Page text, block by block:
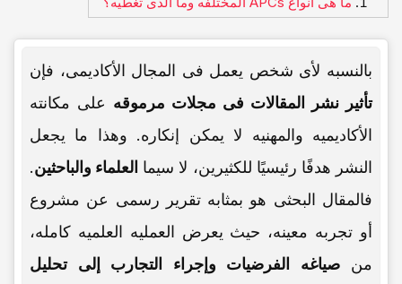
بالنسبه لأی شخص یعمل فی المجال الأکادیمی، فإن
تأثیر نشر المقالات فی مجلات مرموقه على مکانته
الأکادیمیه والمهنیه لا یمکن إنکاره. وهذا ما یجعل
النشر هدفًا رئیسیًا للکثیرین، لا سیما العلماء والباحثین.
فالمقال البحثی هو بمثابه تقریر رسمی عن مشروع
أو تجربه معینه، حیث یعرض العملیه العلمیه کامله،
منصیاغه الفرضیات وإجراء التجارب إلى تحلیل